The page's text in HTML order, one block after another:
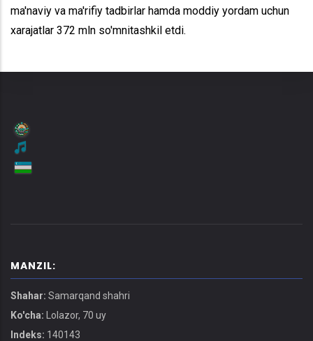
ma'naviy va ma'rifiy tadbirlar hamda moddiy yordam uchun
xarajatlar 372 mln so'mnitashkil etdi.
MANZIL:
Shahar: Samarqand shahri
Ko'cha: Lolazor, 70 uy
Indeks: 140143